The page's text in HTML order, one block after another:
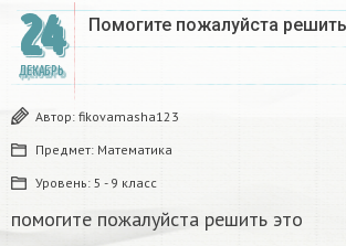
24
ДЕКАБРЬ
Помогите пожалуйста
Автор: fikovamasha123
Предмет: Математика
Уровень: 5 - 9 класс
помогите пожалуйста решить это